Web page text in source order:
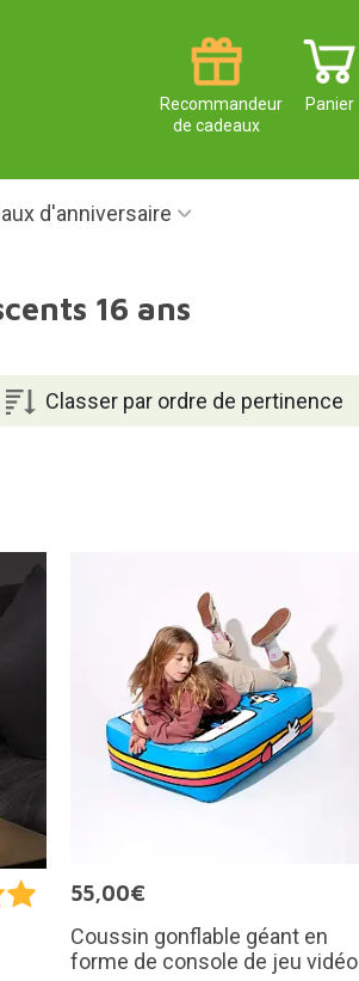
Panier
Recommandeur
de cadeaux
d'anniversaire
16 ans
Classer par ordre de pertinence
55,00€
Coussin gonflable géant en
forme de console de jeu vidéo